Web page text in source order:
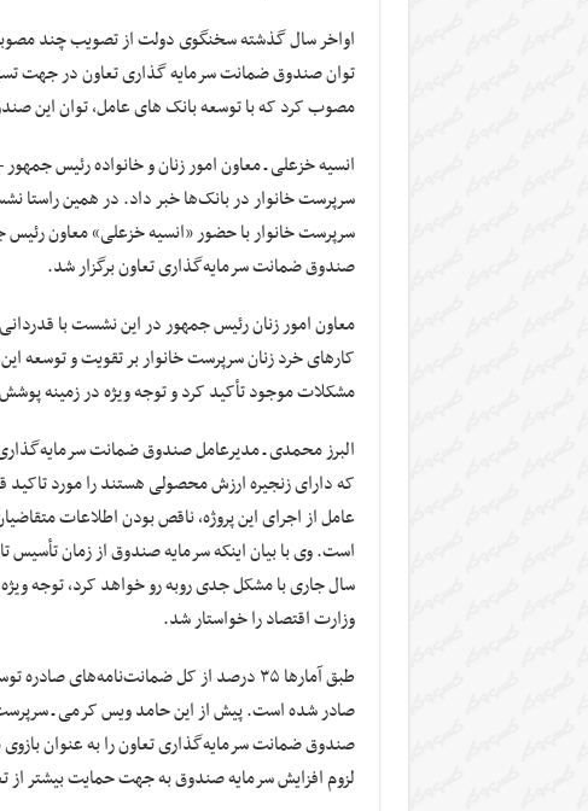
اواخر سال گذشته سخنگوی دولت از تصویب چند
توان صندوق ضمانت سرمایه گذاری تعاون در جهت
مصوب کرد که با توسعه بانک های عامل، توان این
انسیه خزعلی ـ معاون امور زنان و خانواده رئیس
سرپرست خانوار در بانک‌ها خبر داد. در همین راستا
سرپرست خانوار با حضور «انسیه خزعلی» معاون رئیس
صندوق ضمانت سرمایه‌گذاری تعاون برگزار شد.
معاون امور زنان رئیس جمهور در این نشست با
کارهای خرد زنان سرپرست خانوار بر تقویت و توسعه
مشکلات موجود تأکید کرد و توجه ویژه در زمینه
البرز محمدی ـ مدیرعامل صندوق ضمانت
که دارای زنجیره ارزش محصولی هستند را مورد
عامل از اجرای این پروژه، ناقص بودن اطلاعات
است. وی با بیان اینکه سرمایه صندوق از زمان تأسیس
سال جاری با مشکل جدی روبه رو خواهد کرد، توجه
وزارت اقتصاد را خواستار شد.
طبق آمارها ۳۵ درصد از کل
صادر شده است. پیش از این حامد ویس کرمی ـ سرپرست
صندوق ضمانت سرمایه‌گذاری تعاون را به‌ عنوان
لزوم افزایش سرمایه صندوق به جهت حمایت بیشتر از